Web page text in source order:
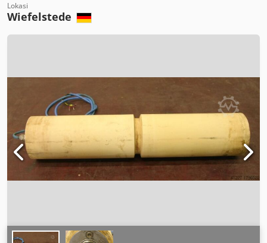
Lokasi
Wiefelstede